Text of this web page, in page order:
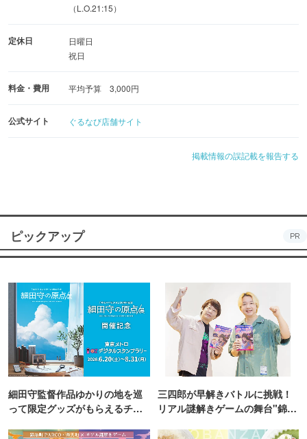
（L.O.21:15）
定休日
日曜日
祝日
料金・費用 平均予算 3,000円
公式サイト ぐるなび店舗サイト
掲載情報の誤記載を報告する
ピックアップ PR
細田守監督作品ゆかりの地を巡
って限定グッズがもらえるチャ
三四郎が早解きバトルに挑戦！
リアル謎解きゲームの舞台"錦糸